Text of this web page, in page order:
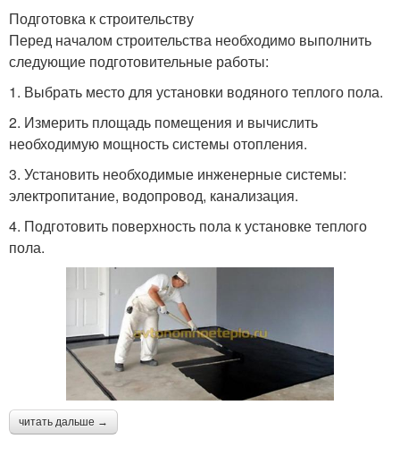
Подготовка к строительству
Перед началом строительства необходимо выполнить
следующие подготовительные работы:
1. Выбрать место для установки водяного теплого пола.
2. Измерить площадь помещения и вычислить
необходимую мощность системы отопления.
3. Установить необходимые инженерные системы:
электропитание, водопровод, канализация.
4. Подготовить поверхность пола к установке теплого
пола.
читать дальше →